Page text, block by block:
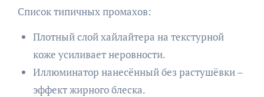
Список типичных промахов:
Плотный слой хайлайтера на текстурной
коже усиливает неровности.
Иллюминатор нанесённый без растушёвки –
эффект жирного блеска.